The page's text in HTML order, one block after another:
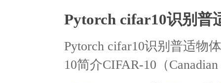
Pytorch cifar10识别普
Pytorch cifar10识别普适物
10简介CIFAR-10（